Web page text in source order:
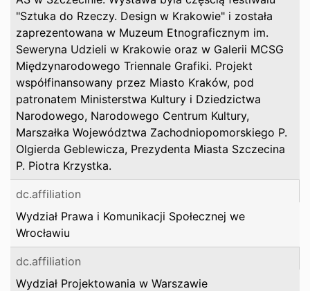
"Sztuka do Rzeczy. Design w Krakowie" i została
zaprezentowana w Muzeum Etnograficznym im.
Seweryna Udzieli w Krakowie oraz w Galerii MCSG
Międzynarodowego Triennale Grafiki. Projekt
współfinansowany przez Miasto Kraków, pod
patronatem Ministerstwa Kultury i Dziedzictwa
Narodowego, Narodowego Centrum Kultury,
Marszałka Województwa Zachodniopomorskiego P.
Olgierda Geblewicza, Prezydenta Miasta Szczecina
P. Piotra Krzystka.
dc.affiliation
Wydział Prawa i Komunikacji Społecznej we
Wrocławiu
dc.affiliation
Wydział Projektowania w Warszawie